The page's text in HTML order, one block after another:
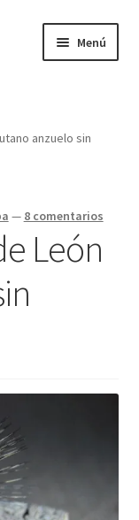
Menú
anzuelo sin
— 8 comentarios
León